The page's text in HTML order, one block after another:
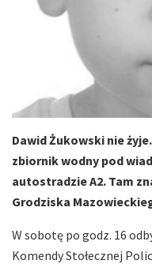
Dawid Żukowski nie
zbiornik wodny pod
autostradzie A2. Tam
Grodziska
W sobotę po godz. 16
Komendy Stołecznej